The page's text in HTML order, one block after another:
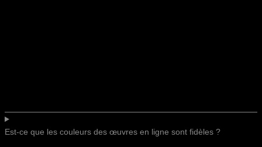
Est-ce que les couleurs des œuvres en ligne sont fidèles ?